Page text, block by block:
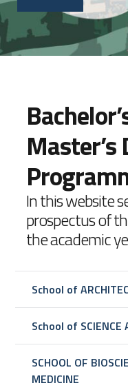
Master’s
In this website
prospectus of
the academic
School of
School of SCIENCE
SCHOOL OF
MEDICINE